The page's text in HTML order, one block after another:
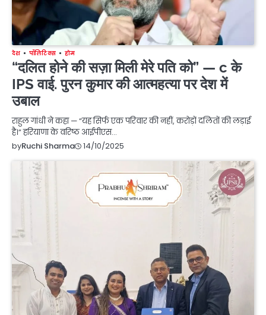
देश पॉलिटिक्स होम
“दलित होने की सज़ा मिली मेरे पति को” — c के
IPS वाई. पुरन कुमार की आत्महत्या पर देश में
उबाल
राहुल गांधी ने कहा — “यह सिर्फ एक परिवार की नहीं, करोड़ों दलितों की लड़ाई
है।” हरियाणा के वरिष्ठ आईपीएस…
byRuchi Sharma 14/10/2025